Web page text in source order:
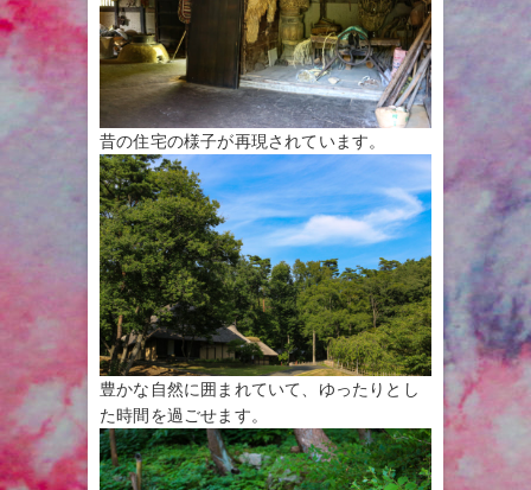
昔の住宅の様子が再現されています。
豊かな自然に囲まれていて、ゆったりとし
た時間を過ごせます。